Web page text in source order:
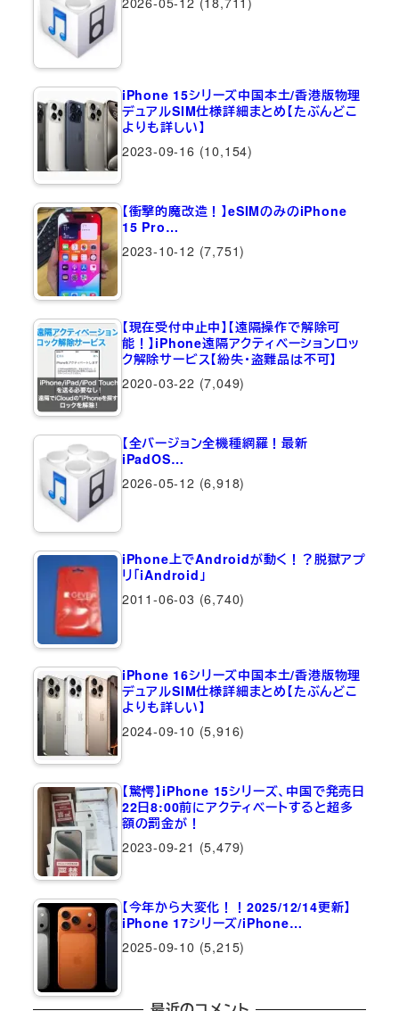
iPhone 15シリーズ中国本土/香港版物理
デュアルSIM仕様詳細まとめ【たぶんどこ
よりも詳しい】
2023-09-16 (10,154)
【衝撃的魔改造！】eSIMのみのiPhone
15 Pro…
2023-10-12 (7,751)
【現在受付中止中】【遠隔操作で解除可
能！】iPhone遠隔アクティベーションロッ
ク解除サービス【紛失・盗難品は不可】
2020-03-22 (7,049)
【全バージョン全機種網羅！最新
iPadOS…
2026-05-12 (6,918)
iPhone上でAndroidが動く！？脱獄アプ
リ「iAndroid」
2011-06-03 (6,740)
iPhone 16シリーズ中国本土/香港版物理
デュアルSIM仕様詳細まとめ【たぶんどこ
よりも詳しい】
2024-09-10 (5,916)
【驚愕】iPhone 15シリーズ、中国で発売日
22日8:00前にアクティベートすると超多
額の罰金が！
2023-09-21 (5,479)
【今年から大変化！！2025/12/14更新】
iPhone 17シリーズ/iPhone…
2025-09-10 (5,215)